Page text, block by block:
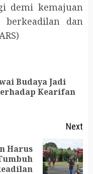
demi kemajuan
berkeadilan dan
Budaya Jadi
Kearifan
Next
Harus